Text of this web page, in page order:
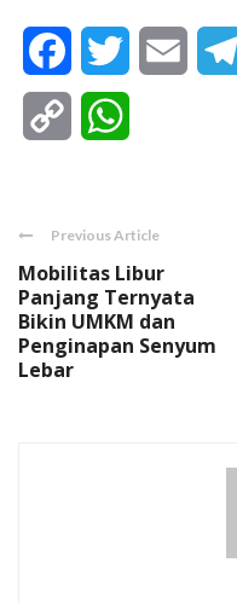
FacebookTwitter Email
Copy
Previous Article
Mobilitas Libur
Panjang Ternyata
Bikin UMKM dan
Penginapan Senyum
Lebar